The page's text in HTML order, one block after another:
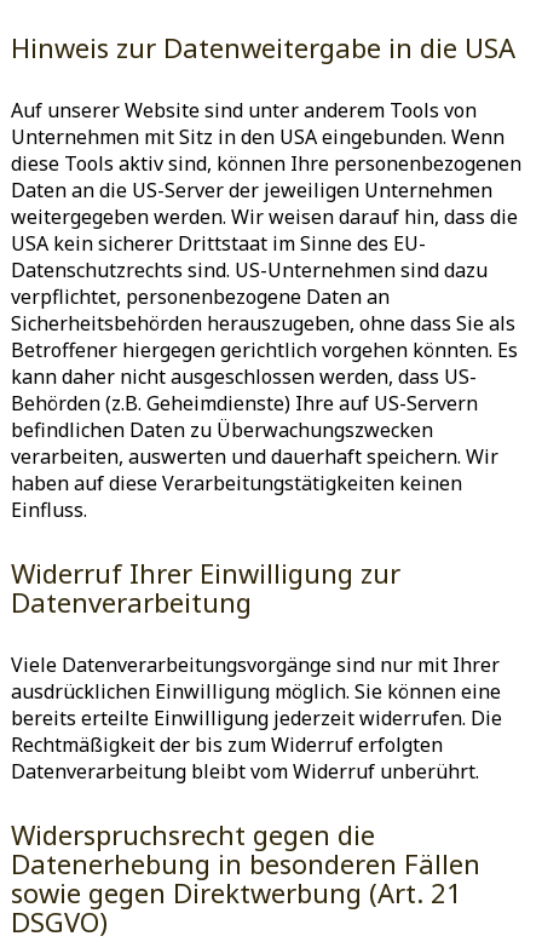
Hinweis zur Datenweitergabe in die USA
Auf unserer Website sind unter anderem Tools von
Unternehmen mit Sitz in den USA eingebunden. Wenn
diese Tools aktiv sind, können Ihre personenbezogenen
Daten an die US-Server der jeweiligen Unternehmen
weitergegeben werden. Wir weisen darauf hin, dass die
USA kein sicherer Drittstaat im Sinne des EU-
Datenschutzrechts sind. US-Unternehmen sind dazu
verpflichtet, personenbezogene Daten an
Sicherheitsbehörden herauszugeben, ohne dass Sie als
Betroffener hiergegen gerichtlich vorgehen könnten. Es
kann daher nicht ausgeschlossen werden, dass US-
Behörden (z.B. Geheimdienste) Ihre auf US-Servern
befindlichen Daten zu Überwachungszwecken
verarbeiten, auswerten und dauerhaft speichern. Wir
haben auf diese Verarbeitungstätigkeiten keinen
Einfluss.
Widerruf Ihrer Einwilligung zur
Datenverarbeitung
Viele Datenverarbeitungsvorgänge sind nur mit Ihrer
ausdrücklichen Einwilligung möglich. Sie können eine
bereits erteilte Einwilligung jederzeit widerrufen. Die
Rechtmäßigkeit der bis zum Widerruf erfolgten
Datenverarbeitung bleibt vom Widerruf unberührt.
Widerspruchsrecht gegen die
Datenerhebung in besonderen Fällen
sowie gegen Direktwerbung (Art. 21
DSGVO)